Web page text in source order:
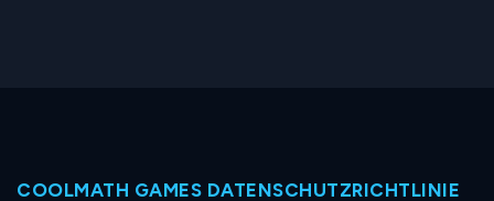
COOLMATH GAMES DATENSCHUTZRICHTLINIE